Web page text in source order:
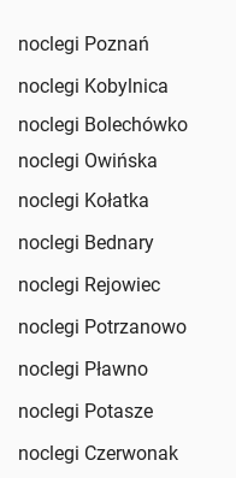
noclegi Poznań
noclegi Kobylnica
noclegi Bolechówko
noclegi Owińska
noclegi Kołatka
noclegi Bednary
noclegi Rejowiec
noclegi Potrzanowo
noclegi Pławno
noclegi Potasze
noclegi Czerwonak